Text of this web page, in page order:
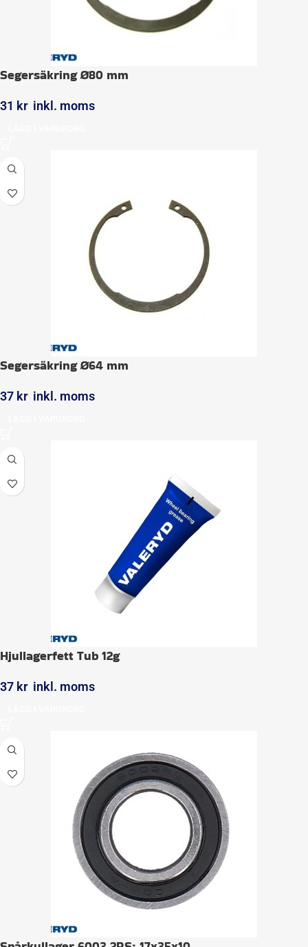
Segersäkring Ø80 mm
31 kr inkl. moms
Segersäkring Ø64 mm
37 kr inkl. moms
Hjullagerfett Tub 12g
37 kr inkl. moms